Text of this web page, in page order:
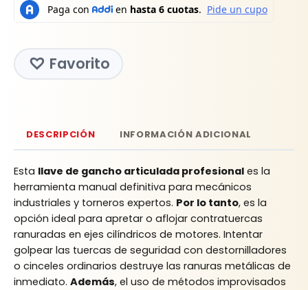
Favorito
DESCRIPCIÓN INFORMACIÓN ADICIONAL
Esta llave de gancho articulada profesional es la
herramienta manual definitiva para mecánicos
industriales y torneros expertos. Por lo tanto, es la
opción ideal para apretar o aflojar contratuercas
ranuradas en ejes cilíndricos de motores. Intentar
golpear las tuercas de seguridad con destornilladores
o cinceles ordinarios destruye las ranuras metálicas de
inmediato. Además, el uso de métodos improvisados